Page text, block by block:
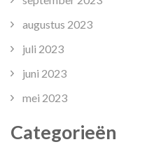
augustus 2023
juli 2023
juni 2023
mei 2023
Categorieën